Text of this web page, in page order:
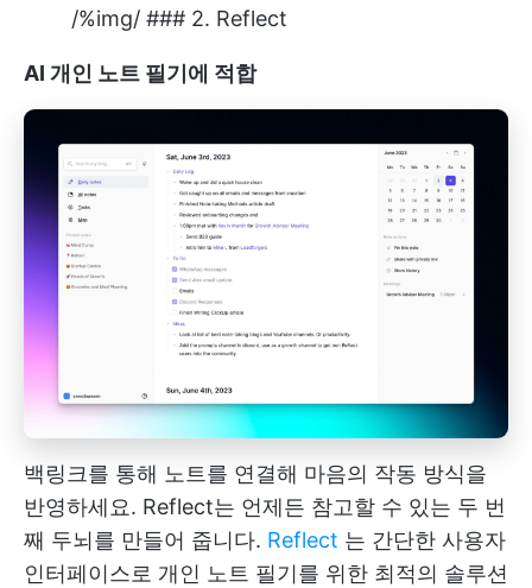
/%img/ ### 2. Reflect
AI 개인 노트 필기에 적합
백링크를 통해 노트를 연결해 마음의 작동 방식을
반영하세요. Reflect는 언제든 참고할 수 있는 두 번
째 두뇌를 만들어 줍니다. Reflect 는 간단한 사용자
인터페이스로 개인 노트 필기를 위한 최적의 솔루션